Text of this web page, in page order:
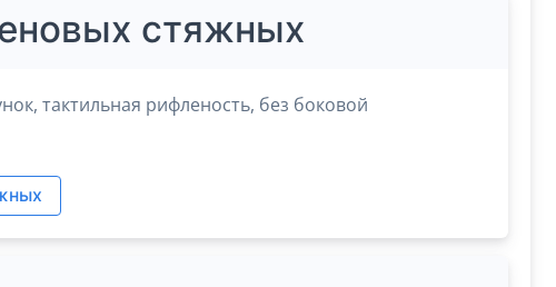
стяжных
тактильная рифленость, без боковой